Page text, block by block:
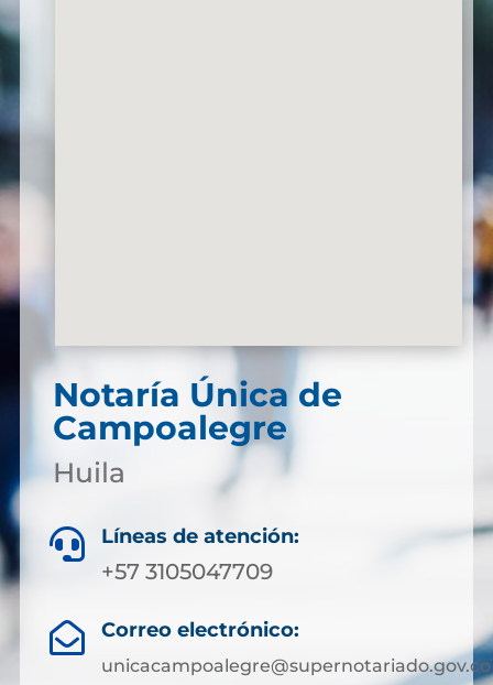
Notaría Única de
Campoalegre
Huila
 Líneas de atención:
+57 3105047709
 Correo electrónico:
unicacampoalegre@supernotariado.gov.co